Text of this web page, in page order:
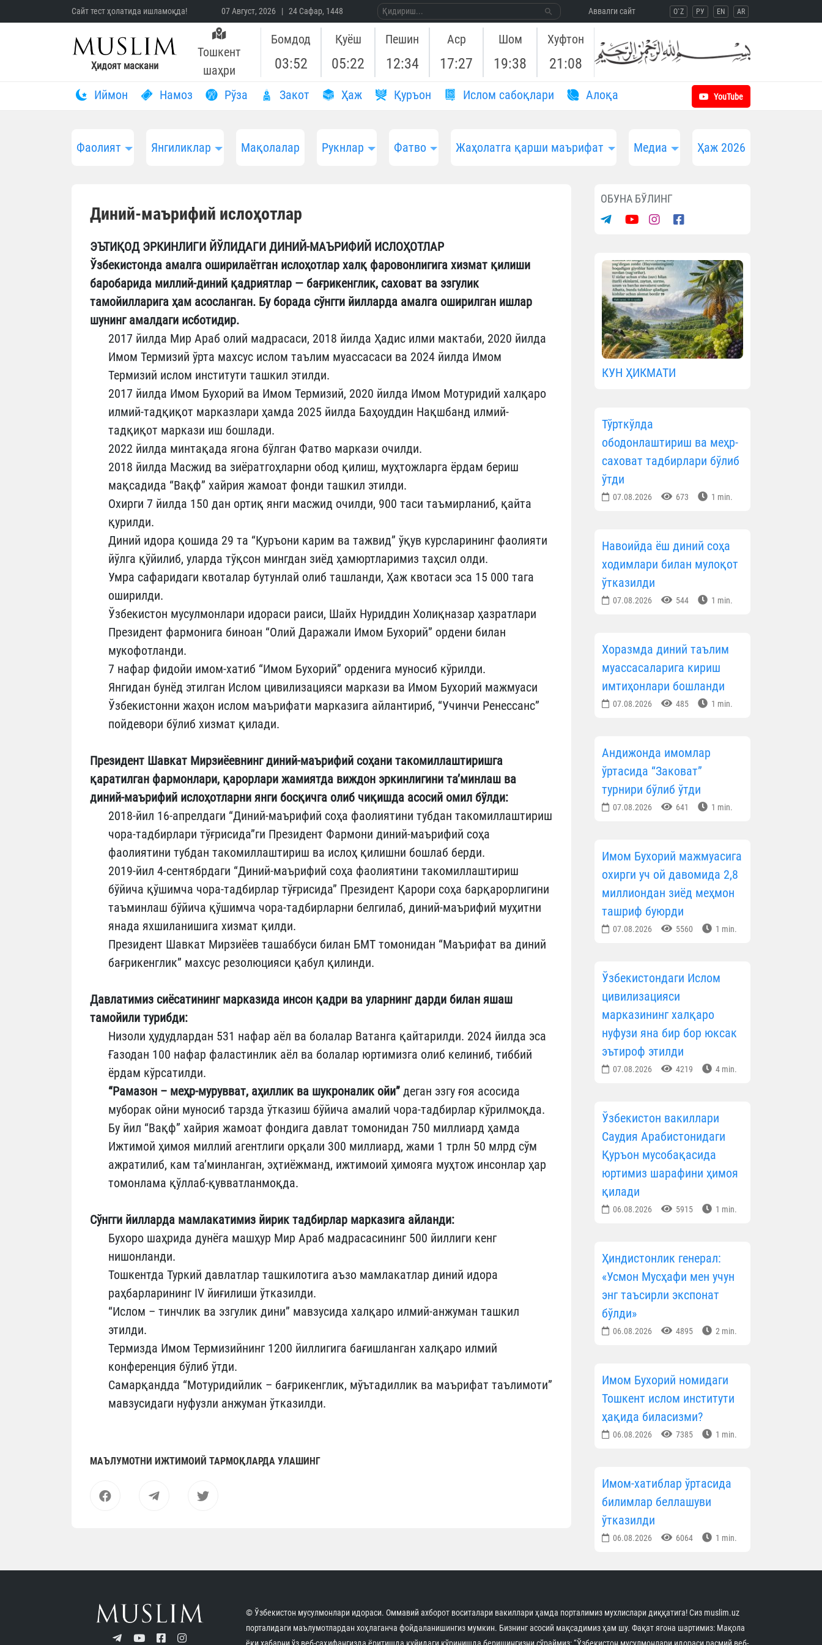
Сайт тест ҳолатида ишламоқда! 07 Август, 2026 | 24 Сафар, 1448 Aввалги сайт O`Z РУ EN AR
Ҳидоят маскани
Тошкент
шаҳри
Бомдод
03:52
Қуёш
05:22
Пешин
12:34
Аср
17:27
Шом
19:38
Хуфтон
21:08
Иймон Намоз Рўза Закот Ҳаж Қуръон Ислом сабоқлари Aлоқа YouTube
Фаолият Янгиликлар Мақолалар Рукнлар Фатво Жаҳолатга қарши маърифат Медиа Ҳаж 2026
Диний-маърифий ислоҳотлар
ЭЪТИҚОД ЭРКИНЛИГИ ЙЎЛИДАГИ ДИНИЙ-МАЪРИФИЙ ИСЛОҲОТЛАР
Ўзбекистонда амалга оширилаётган ислоҳотлар халқ фаровонлигига хизмат қилиши
баробарида миллий-диний қадриятлар — бағрикенглик, саховат ва эзгулик
тамойилларига ҳам асосланган. Бу борада сўнгги йилларда амалга оширилган ишлар
шунинг амалдаги исботидир.
2017 йилда Мир Араб олий мадрасаси, 2018 йилда Ҳадис илми мактаби, 2020 йилда
Имом Термизий ўрта махсус ислом таълим муассасаси ва 2024 йилда Имом
Термизий ислом институти ташкил этилди.
2017 йилда Имом Бухорий ва Имом Термизий, 2020 йилда Имом Мотуридий халқаро
илмий-тадқиқот марказлари ҳамда 2025 йилда Баҳоуддин Нақшбанд илмий-
тадқиқот маркази иш бошлади.
2022 йилда минтақада ягона бўлган Фатво маркази очилди.
2018 йилда Масжид ва зиёратгоҳларни обод қилиш, муҳтожларга ёрдам бериш
мақсадида “Вақф” хайрия жамоат фонди ташкил этилди.
Охирги 7 йилда 150 дан ортиқ янги масжид очилди, 900 таси таъмирланиб, қайта
қурилди.
Диний идора қошида 29 та “Қуръони карим ва тажвид” ўқув курсларининг фаолияти
йўлга қўйилиб, уларда тўқсон мингдан зиёд ҳамюртларимиз таҳсил олди.
Умра сафаридаги квоталар бутунлай олиб ташланди, Ҳаж квотаси эса 15 000 тага
оширилди.
Ўзбекистон мусулмонлари идораси раиси, Шайх Нуриддин Холиқназар ҳазратлари
Президент фармонига биноан “Олий Даражали Имом Бухорий” ордени билан
мукофотланди.
7 нафар фидойи имом-хатиб “Имом Бухорий” орденига муносиб кўрилди.
Янгидан бунёд этилган Ислом цивилизацияси маркази ва Имом Бухорий мажмуаси
Ўзбекистонни жаҳон ислом маърифати марказига айлантириб, “Учинчи Ренессанс”
пойдевори бўлиб хизмат қилади.
Президент Шавкат Мирзиёевнинг диний-маърифий соҳани такомиллаштиришга
қаратилган фармонлари, қарорлари жамиятда виждон эркинлигини та’минлаш ва
диний-маърифий ислоҳотларни янги босқичга олиб чиқишда асосий омил бўлди:
2018-йил 16-апрелдаги “Диний-маърифий соҳа фаолиятини тубдан такомиллаштириш
чора-тадбирлари тўғрисида”ги Президент Фармони диний-маърифий соҳа
фаолиятини тубдан такомиллаштириш ва ислоҳ қилишни бошлаб берди.
2019-йил 4-сентябрдаги “Диний-маърифий соҳа фаолиятини такомиллаштириш
бўйича қўшимча чора-тадбирлар тўғрисида” Президент Қарори соҳа барқарорлигини
таъминлаш бўйича қўшимча чора-тадбирларни белгилаб, диний-маърифий муҳитни
янада яхшиланишига хизмат қилди.
Президент Шавкат Мирзиёев ташаббуси билан БМТ томонидан “Маърифат ва диний
бағрикенглик” махсус резолюцияси қабул қилинди.
Давлатимиз сиёсатининг марказида инсон қадри ва уларнинг дарди билан яшаш
тамойили турибди:
Низоли ҳудудлардан 531 нафар аёл ва болалар Ватанга қайтарилди. 2024 йилда эса
Ғазодан 100 нафар фаластинлик аёл ва болалар юртимизга олиб келиниб, тиббий
ёрдам кўрсатилди.
“Рамазон – меҳр-мурувват, аҳиллик ва шукроналик ойи” деган эзгу ғоя асосида
муборак ойни муносиб тарзда ўтказиш бўйича амалий чора-тадбирлар кўрилмоқда.
Бу йил “Вақф” хайрия жамоат фондига давлат томонидан 750 миллиард ҳамда
Ижтимой ҳимоя миллий агентлиги орқали 300 миллиард, жами 1 трлн 50 млрд сўм
ажратилиб, кам та’минланган, эҳтиёжманд, ижтимоий ҳимояга муҳтож инсонлар ҳар
томонлама қўллаб-қувватланмоқда.
Сўнгги йилларда мамлакатимиз йирик тадбирлар марказига айланди:
Бухоро шаҳрида дунёга машҳур Мир Араб мадрасасининг 500 йиллиги кенг
нишонланди.
Тошкентда Туркий давлатлар ташкилотига аъзо мамлакатлар диний идора
раҳбарларининг IV йиғилиши ўтказилди.
“Ислом – тинчлик ва эзгулик дини” мавзусида халқаро илмий-анжуман ташкил
этилди.
Термизда Имом Термизийнинг 1200 йиллигига бағишланган халқаро илмий
конференция бўлиб ўтди.
Самарқандда “Мотуридийлик – бағрикенглик, мўътадиллик ва маърифат таълимоти”
мавзусидаги нуфузли анжуман ўтказилди.
МАЪЛУМОТНИ ИЖТИМОИЙ ТАРМОҚЛАРДА УЛАШИНГ
ОБУНА БЎЛИНГ
КУН ҲИКМАТИ
Тўрткўлда
ободонлаштириш ва меҳр-
саховат тадбирлари бўлиб
ўтди
07.08.2026 673 1 min.
Навоийда ёш диний соҳа
ходимлари билан мулоқот
ўтказилди
07.08.2026 544 1 min.
Хоразмда диний таълим
муассасаларига кириш
имтиҳонлари бошланди
07.08.2026 485 1 min.
Андижонда имомлар
ўртасида “Заковат”
турнири бўлиб ўтди
07.08.2026 641 1 min.
Имом Бухорий мажмуасига
охирги уч ой давомида 2,8
миллиондан зиёд меҳмон
ташриф буюрди
07.08.2026 5560 1 min.
Ўзбекистондаги Ислом
цивилизацияси
марказининг халқаро
нуфузи яна бир бор юксак
эътироф этилди
07.08.2026 4219 4 min.
Ўзбекистон вакиллари
Саудия Арабистонидаги
Қуръон мусобақасида
юртимиз шарафини ҳимоя
қилади
06.08.2026 5915 1 min.
Ҳиндистонлик генерал:
«Усмон Мусҳафи мен учун
энг таъсирли экспонат
бўлди»
06.08.2026 4895 2 min.
Имом Бухорий номидаги
Тошкент ислом институти
ҳақида биласизми?
06.08.2026 7385 1 min.
Имом-хатиблар ўртасида
билимлар беллашуви
ўтказилди
06.08.2026 6064 1 min.
© Ўзбекистон мусулмонлари идораси. Оммавий ахборот воситалари вакиллари ҳамда порталимиз мухлислари диққатига! Сиз muslim.uz
порталидаги маълумотлардан хоҳлаганча фойдаланишингиз мумкин. Бизнинг асосий мақсадимиз ҳам шу. Фақат ягона шартимиз: Мақола